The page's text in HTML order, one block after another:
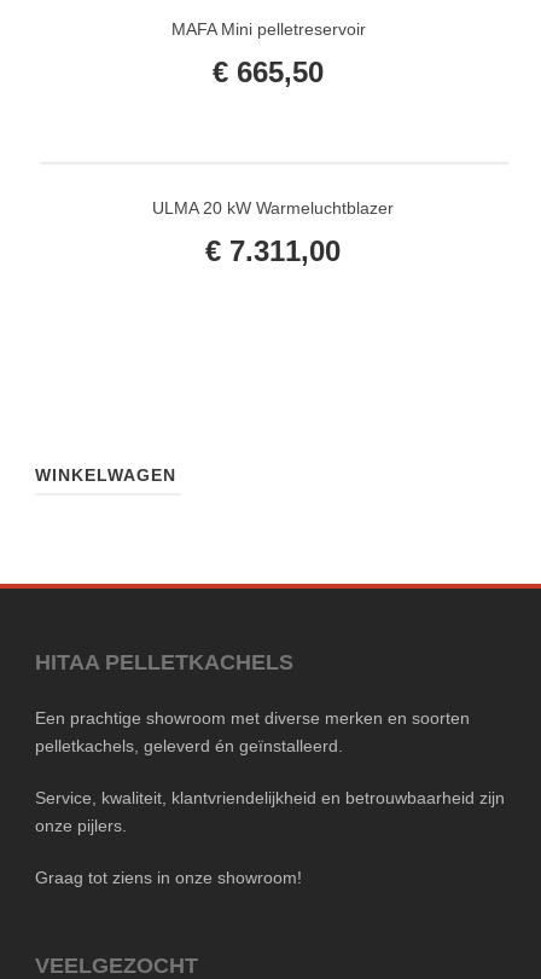
MAFA Mini pelletreservoir
€ 665,50
ULMA 20 kW Warmeluchtblazer
€7.311,00
WINKELWAGEN
HITAA PELLETKACHELS
Een prachtige showroom met diverse merken en soorten
pelletkachels, geleverd én geïnstalleerd.
Service, kwaliteit, klantvriendelijkheid en betrouwbaarheid zijn
onze pijlers.
Graag tot ziens in onze showroom!
VEELGEZOCHT